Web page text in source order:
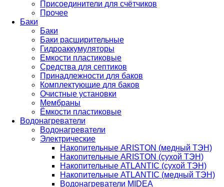
Присоединители для счётчиков
Прочее
Баки
Баки
Баки расширительные
Гидроаккумуляторы
Емкости пластиковые
Средства для септиков
Принадлежности для баков
Комплектующие для баков
Очистные установки
Мембраны
Ёмкости пластиковые
Водонагреватели
Водонагреватели
Электрические
Накопительные ARISTON (медный ТЭН)
Накопительные ARISTON (сухой ТЭН)
Накопительные ATLANTIC (сухой ТЭН)
Накопительные ATLANTIC (медный ТЭН)
Водонагреватели MIDEA